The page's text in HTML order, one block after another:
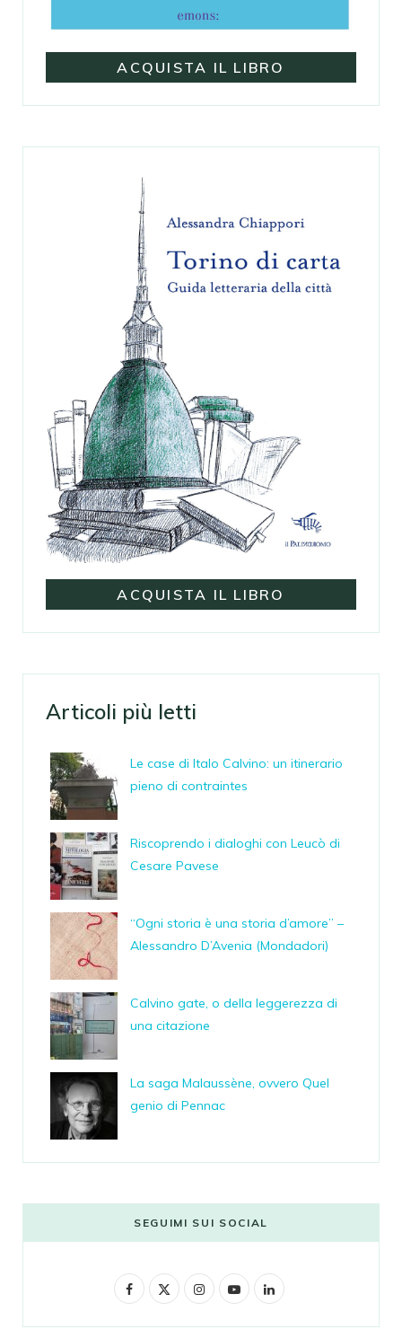
ACQUISTA IL LIBRO
ACQUISTA IL LIBRO
Articoli più letti
Le case di Italo Calvino: un itinerario
pieno di contraintes
Riscoprendo i dialoghi con Leucò di
Cesare Pavese
“Ogni storia è una storia d’amore” –
Alessandro D’Avenia (Mondadori)
Calvino gate, o della leggerezza di
una citazione
La saga Malaussène, ovvero Quel
genio di Pennac
SEGUIMI SUI SOCIAL
F
X
I
Y
L